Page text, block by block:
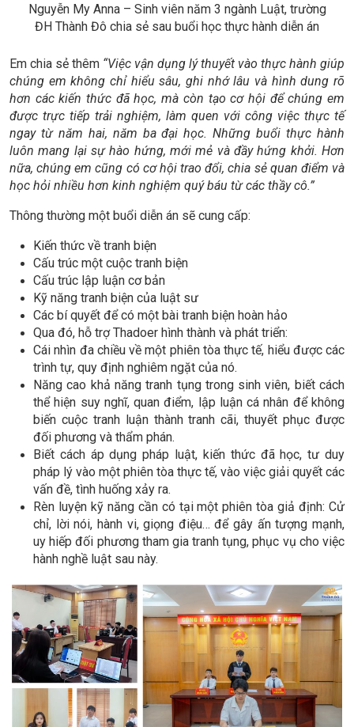
Nguyễn My Anna – Sinh viên năm 3 ngành Luật, trường
ĐH Thành Đô chia sẻ sau buổi học thực hành diễn án
Em chia sẻ thêm “Việc vận dụng lý thuyết vào thực hành giúp
chúng em không chỉ hiểu sâu, ghi nhớ lâu và hình dung rõ
hơn các kiến thức đã học, mà còn tạo cơ hội để chúng em
được trực tiếp trải nghiệm, làm quen với công việc thực tế
ngay từ năm hai, năm ba đại học. Những buổi thực hành
luôn mang lại sự hào hứng, mới mẻ và đầy hứng khởi. Hơn
nữa, chúng em cũng có cơ hội trao đổi, chia sẻ quan điểm và
học hỏi nhiều hơn kinh nghiệm quý báu từ các thầy cô.”
Thông thường một buổi diễn án sẽ cung cấp:
Kiến thức về tranh biện
Cấu trúc một cuộc tranh biện
Cấu trúc lập luận cơ bản
Kỹ năng tranh biện của luật sư
Các bí quyết để có một bài tranh biện hoàn hảo
Qua đó, hỗ trợ Thadoer hình thành và phát triển:
Cái nhìn đa chiều về một phiên tòa thực tế, hiểu được các
trình tự, quy định nghiêm ngặt của nó.
Năng cao khả năng tranh tụng trong sinh viên, biết cách
thể hiện suy nghĩ, quan điểm, lập luận cá nhân để không
biến cuộc tranh luận thành tranh cãi, thuyết phục được
đối phương và thẩm phán.
Biết cách áp dụng pháp luật, kiến thức đã học, tư duy
pháp lý vào một phiên tòa thực tế, vào việc giải quyết các
vấn đề, tình huống xảy ra.
Rèn luyện kỹ năng cần có tại một phiên tòa giả định: Cử
chỉ, lời nói, hành vi, giọng điệu… để gây ấn tượng mạnh,
uy hiếp đối phương tham gia tranh tụng, phục vụ cho việc
hành nghề luật sau này.